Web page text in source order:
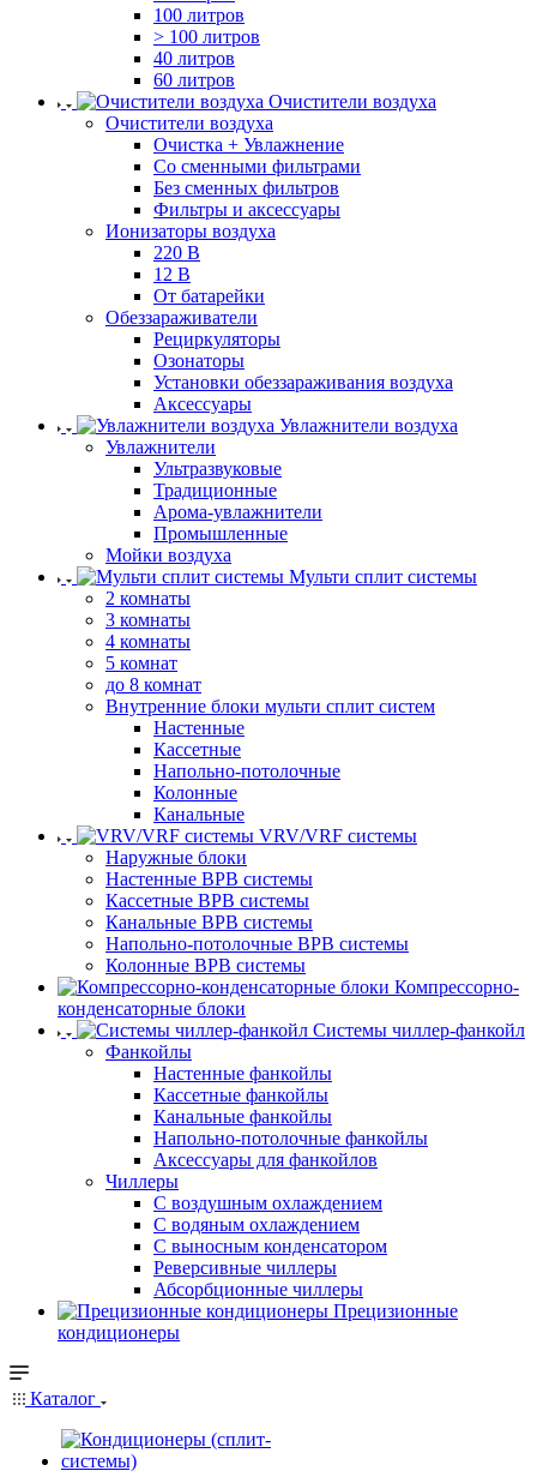
100 литров
> 100 литров
40 литров
60 литров
Очистители воздуха
Очистители воздуха
Очистка + Увлажнение
Cо сменными фильтрами
Без сменных фильтров
Фильтры и аксессуары
Ионизаторы воздуха
220 В
12 В
От батарейки
Обеззараживатели
Рециркуляторы
Озонаторы
Установки обеззараживания воздуха
Аксессуары
Увлажнители воздуха
Увлажнители
Ультразвуковые
Традиционные
Арома-увлажнители
Промышленные
Мойки воздуха
Мульти сплит системы
2 комнаты
3 комнаты
4 комнаты
5 комнат
до 8 комнат
Внутренние блоки мульти сплит систем
Настенные
Кассетные
Напольно-потолочные
Колонные
Канальные
VRV/VRF системы
Наружные блоки
Настенные ВРВ системы
Кассетные ВРВ системы
Канальные ВРВ системы
Напольно-потолочные ВРВ системы
Колонные ВРВ системы
Компрессорно-
конденсаторные блоки
Системы чиллер-фанкойл
Фанкойлы
Настенные фанкойлы
Кассетные фанкойлы
Канальные фанкойлы
Напольно-потолочные фанкойлы
Аксессуары для фанкойлов
Чиллеры
С воздушным охлаждением
С водяным охлаждением
С выносным конденсатором
Реверсивные чиллеры
Абсорбционные чиллеры
Прецизионные
кондиционеры
Каталог